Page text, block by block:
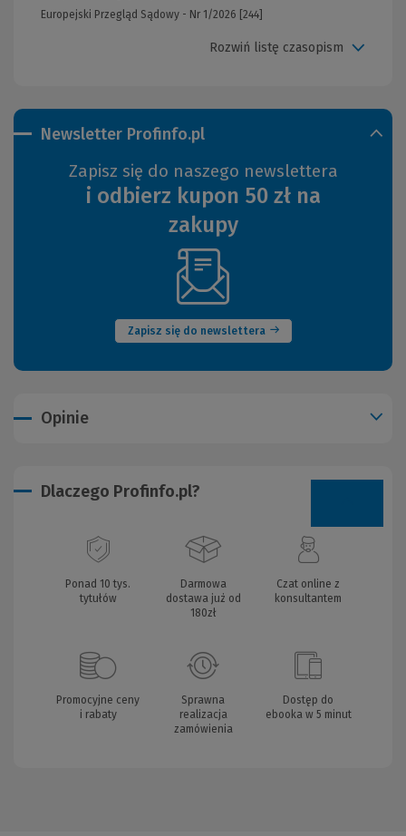
Newsletter Profinfo.pl
Zapisz się do naszego newslettera
i odbierz kupon 50 zł na
zakupy
Zapisz się do newslettera
(Nowe
okno)
Europejski Przegląd Sądowy - Nr 1/2026 [244]
Rozwiń listę czasopism
Opinie
Dlaczego Profinfo.pl?
Ponad 10 tys.
tytułów
Darmowa
dostawa już od
180zł
Czat online z
konsultantem
Promocyjne ceny
i rabaty
Sprawna
realizacja
zamówienia
Dostęp do
ebooka w 5 minut